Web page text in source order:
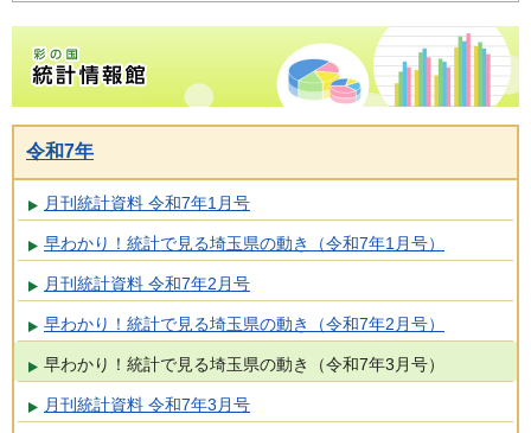
彩の国統計情報館トップページ
令和7年
月刊統計資料 令和7年1月号
早わかり！統計で見る埼玉県の動き（令和7年1月号）
月刊統計資料 令和7年2月号
早わかり！統計で見る埼玉県の動き（令和7年2月号）
早わかり！統計で見る埼玉県の動き（令和7年3月号）
月刊統計資料 令和7年3月号